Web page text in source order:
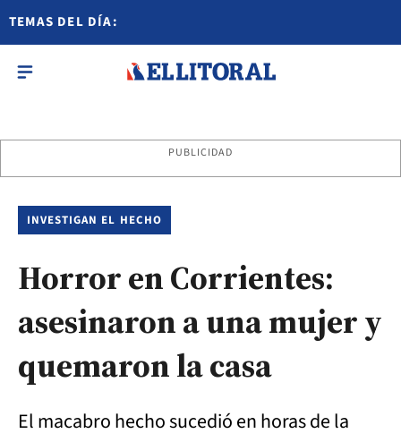
TEMAS DEL DÍA:
PUBLICIDAD
INVESTIGAN EL HECHO
Horror en Corrientes:
asesinaron a una mujer y
quemaron la casa
El macabro hecho sucedió en horas de la